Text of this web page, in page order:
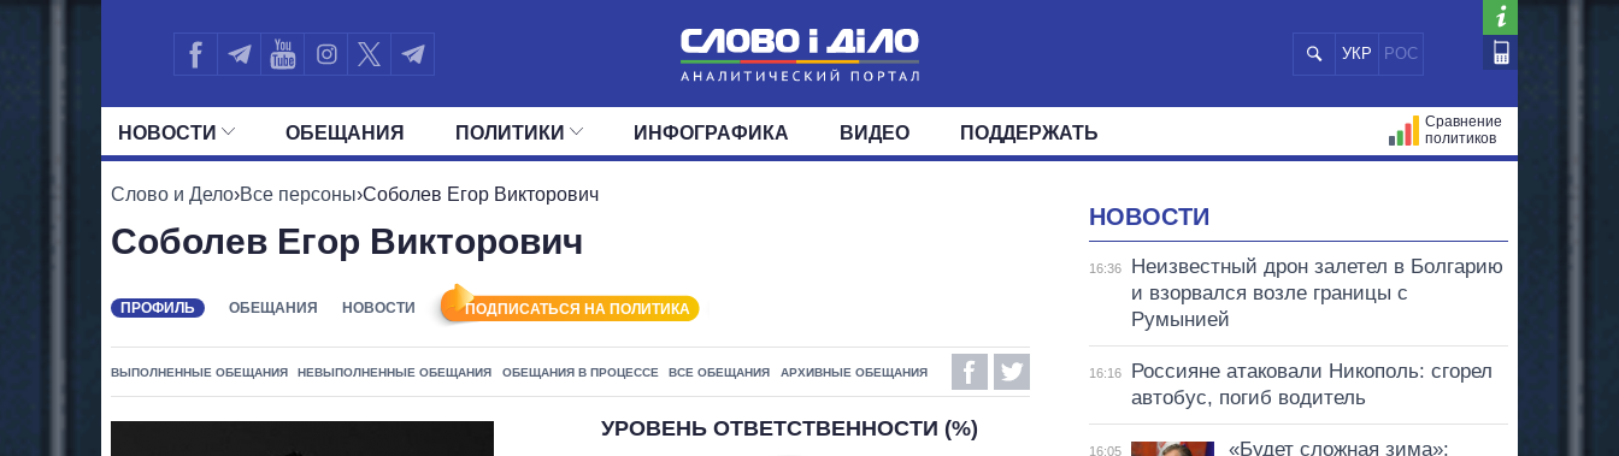
УКР РОС
НОВОСТИ
ЛЕНТА
ОБЕЩАНИЯ ПОЛИТИКИ
ВСЕ ПОЛИТИКИ ПРЕЗИДЕНТ И ОФИС ВЕРХОВНАЯ РАДА
ИНФОГРАФИКА ВИДЕО ПОДДЕРЖАТЬ
Сравнение
политиков
Слово и Дело›Все персоны›Соболев Егор Викторович
Соболев Егор Викторович
ПРОФИЛЬ ОБЕЩАНИЯ НОВОСТИ ПОДПИСАТЬСЯ НА ПОЛИТИКА
ВЫПОЛНЕННЫЕ ОБЕЩАНИЯ НЕВЫПОЛНЕННЫЕ ОБЕЩАНИЯ ОБЕЩАНИЯ В ПРОЦЕССЕ ВСЕ ОБЕЩАНИЯ АРХИВНЫЕ ОБЕЩАНИЯ
УРОВЕНЬ ОТВЕТСТВЕННОСТИ (%)
НОВОСТИ
16:36
Неизвестный дрон залетел в Болгарию
и взорвался возле границы с
Румынией
16:16
Россияне атаковали Никополь: сгорел
автобус, погиб водитель
16:05
«Будет сложная зима»: